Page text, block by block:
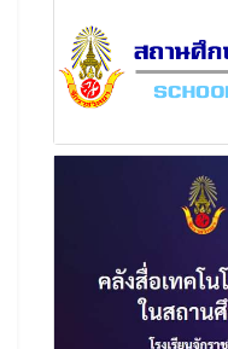
พุทธศักราช 2564
24 ตุลาคม 2564
อ่านเพิ่มเติม